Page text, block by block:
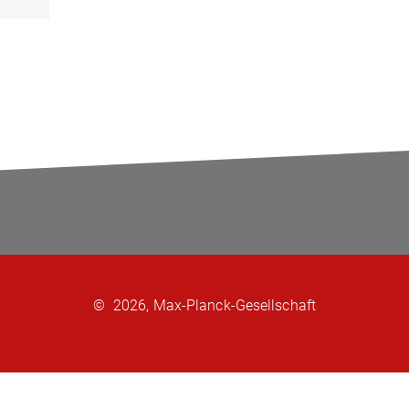
© 2026, Max-Planck-Gesellschaft